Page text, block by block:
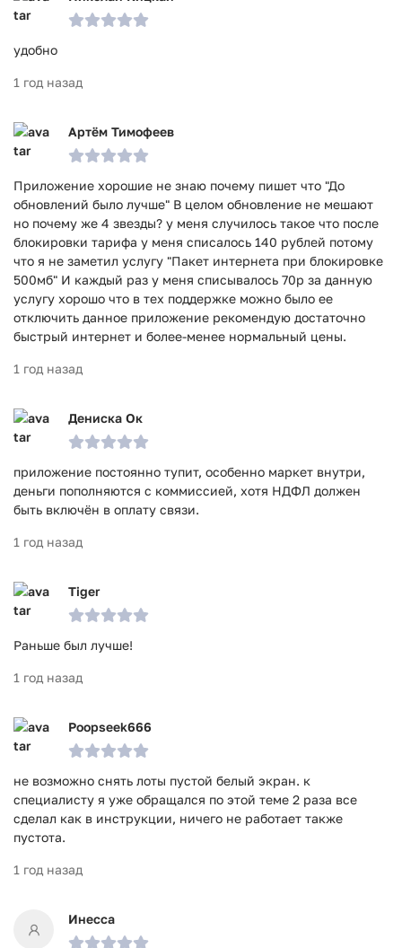
удобно
1 год назад
Артём Тимофеев
Приложение хорошие не знаю почему пишет что "До
обновлений было лучше" В целом обновление не мешают
но почему же 4 звезды? у меня случилось такое что после
блокировки тарифа у меня списалось 140 рублей потому
что я не заметил услугу "Пакет интернета при блокировке
500мб" И каждый раз у меня списывалось 70р за данную
услугу хорошо что в тех поддержке можно было ее
отключить данное приложение рекомендую достаточно
быстрый интернет и более-менее нормальный цены.
1 год назад
Дениска Ок
приложение постоянно тупит, особенно маркет внутри,
деньги пополняются с коммиссией, хотя НДФЛ должен
быть включён в оплату связи.
1 год назад
Tiger
Раньше был лучше!
1 год назад
Poopseek666
не возможно снять лоты пустой белый экран. к
специалисту я уже обращался по этой теме 2 раза все
сделал как в инструкции, ничего не работает также
пустота.
1 год назад
Инесса